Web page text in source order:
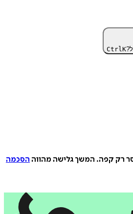
CtrlK
רק קפה. המשך גלישה מהווה הסכמה